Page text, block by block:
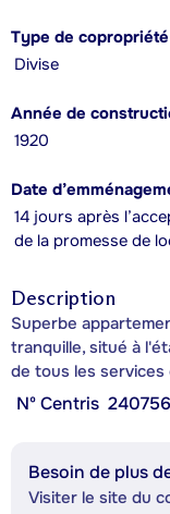
Type de copropriété
Divise
Année de
1920
Date
14 jours après
de la promesse de
Description
Superbe
tranquille, situé à
de tous les services
Nº Centris
Besoin de plus
Visiter le site du